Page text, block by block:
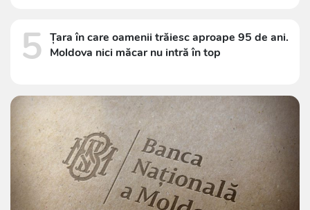
5 Țara în care oamenii trăiesc aproape 95 de ani.
Moldova nici măcar nu intră în top